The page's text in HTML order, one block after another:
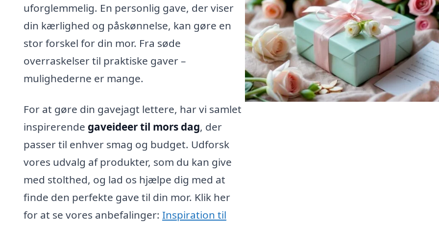
uforglemmelig. En personlig gave, der viser
din kærlighed og påskønnelse, kan gøre en
stor forskel for din mor. Fra søde
overraskelser til praktiske gaver –
mulighederne er mange.
For at gøre din gavejagt lettere, har vi samlet
inspirerende gaveideer til mors dag, der
passer til enhver smag og budget. Udforsk
vores udvalg af produkter, som du kan give
med stolthed, og lad os hjælpe dig med at
finde den perfekte gave til din mor. Klik her
for at se vores anbefalinger: Inspiration til